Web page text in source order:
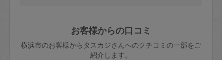
お客様からの口コミ
横浜市のお客様からタスカジさんへのクチコミの一部をご
紹介します。